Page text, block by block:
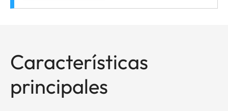
Características
principales